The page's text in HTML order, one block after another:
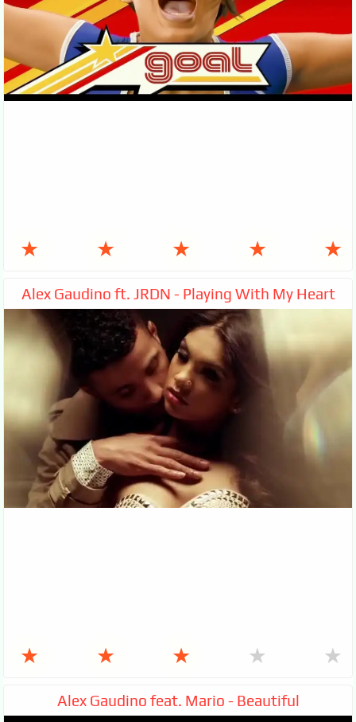
★ ★ ★ ★ ★
Alex Gaudino ft. JRDN - Playing With My Heart
★ ★ ★ ★ ★
Alex Gaudino feat. Mario - Beautiful